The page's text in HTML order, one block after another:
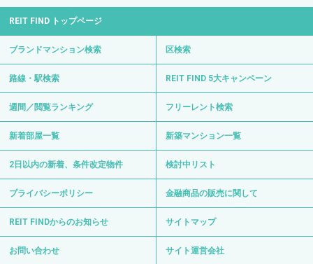
REIT FIND トップページ
ブランドマンション検索 区検索
路線・駅検索 REIT FIND 5大キャンペーン
週間／閲覧ランキング フリーレント検索
新着部屋一覧 新築マンション一覧
2日以内の新着、条件改定物件 検討中リスト
プライバシーポリシー 金融商品の販売に関して
REIT FINDからのお知らせ サイトマップ
お問い合わせ サイト運営会社